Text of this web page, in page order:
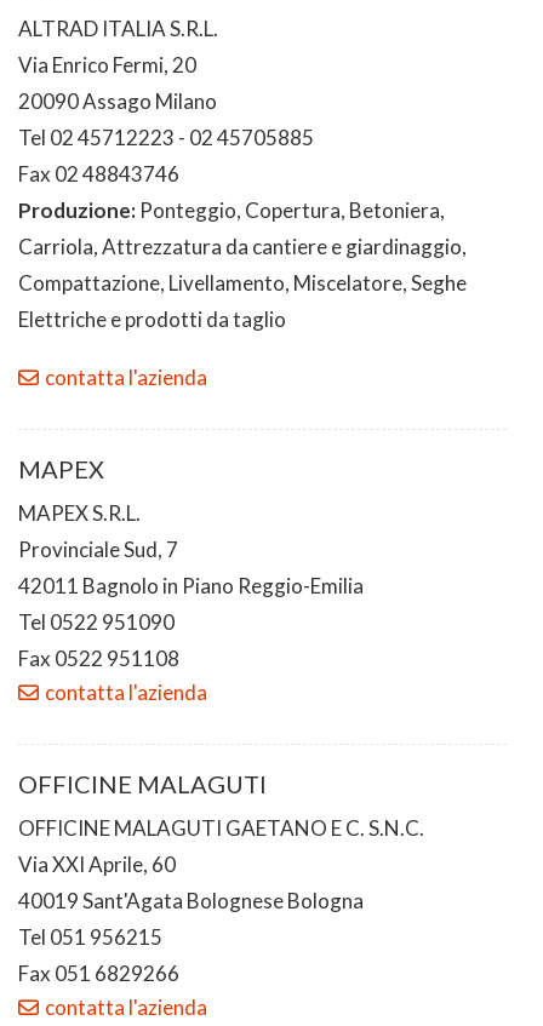
ALTRAD ITALIA S.R.L.
Via Enrico Fermi, 20
20090 Assago Milano
Tel 02 45712223 - 02 45705885
Fax 02 48843746
Produzione: Ponteggio, Copertura, Betoniera,
Carriola, Attrezzatura da cantiere e giardinaggio,
Compattazione, Livellamento, Miscelatore, Seghe
Elettriche e prodotti da taglio
contatta l'azienda
MAPEX
MAPEX S.R.L.
Provinciale Sud, 7
42011 Bagnolo in Piano Reggio-Emilia
Tel 0522 951090
Fax 0522 951108
contatta l'azienda
OFFICINE MALAGUTI
OFFICINE MALAGUTI GAETANO E C. S.N.C.
Via XXI Aprile, 60
40019 Sant'Agata Bolognese Bologna
Tel 051 956215
Fax 051 6829266
contatta l'azienda